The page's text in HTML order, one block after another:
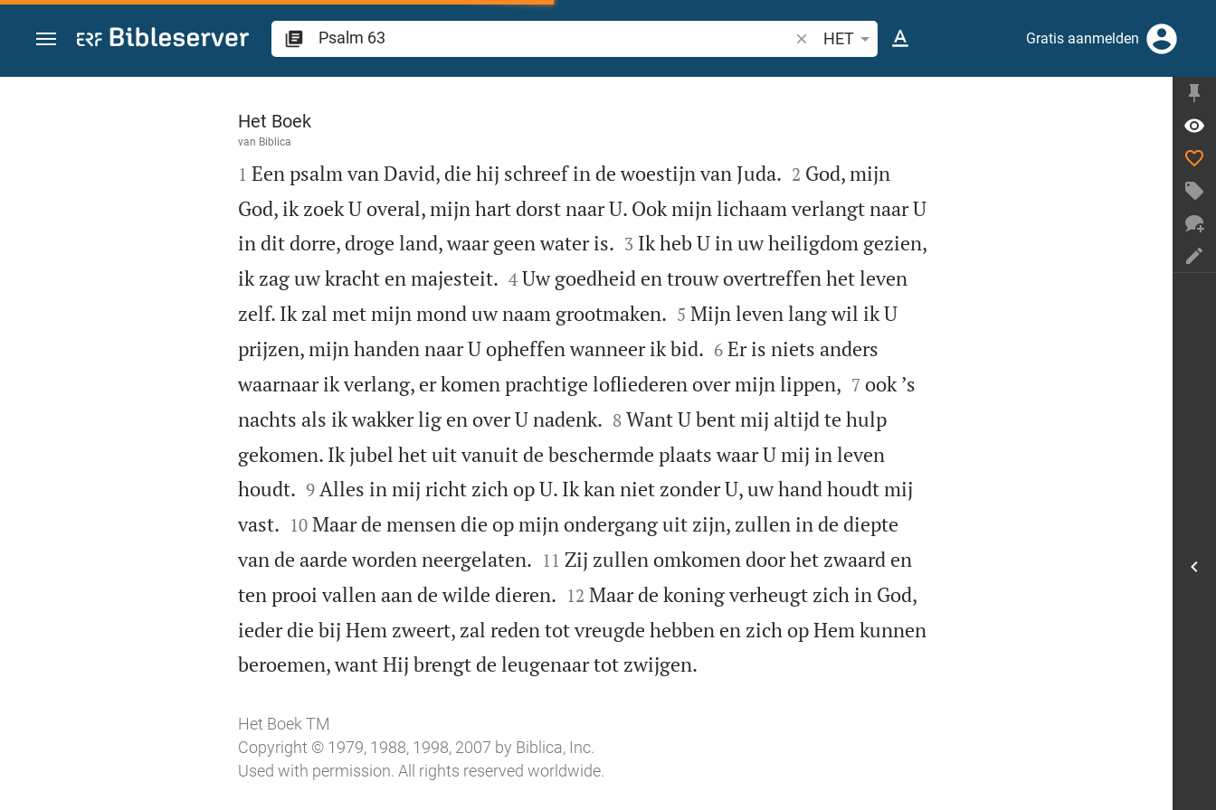
Spring naar inhoud
Zoek Bijbelvers of woord
HET Gratis aanmelden
Psalm 63
Het Boek
van Biblica

1 Een psalm van David, die hij schreef in de woestijn van Juda.
2 God, mijn
God, ik zoek U overal, mijn hart dorst naar U. Ook mijn lichaam verlangt naar U
in dit dorre, droge land, waar geen water is.
3 Ik heb U in uw heiligdom gezien,
ik zag uw kracht en majesteit.
4 Uw goedheid en trouw overtreffen het leven
zelf. Ik zal met mijn mond uw naam grootmaken.
5 Mijn leven lang wil ik U
prijzen, mijn handen naar U opheffen wanneer ik bid.
6 Er is niets anders
waarnaar ik verlang, er komen prachtige lofliederen over mijn lippen,
7 ook ʼs
nachts als ik wakker lig en over U nadenk.
8 Want U bent mij altijd te hulp
gekomen. Ik jubel het uit vanuit de beschermde plaats waar U mij in leven
houdt.
9 Alles in mij richt zich op U. Ik kan niet zonder U, uw hand houdt mij
vast.
10 Maar de mensen die op mijn ondergang uit zijn, zullen in de diepte
van de aarde worden neergelaten.
11 Zij zullen omkomen door het zwaard en
ten prooi vallen aan de wilde dieren.
12 Maar de koning verheugt zich in God,
ieder die bij Hem zweert, zal reden tot vreugde hebben en zich op Hem kunnen
beroemen, want Hij brengt de leugenaar tot zwijgen.
Het Boek TM
Copyright © 1979, 1988, 1998, 2007 by Biblica, Inc.
Used with permission. All rights reserved worldwide.